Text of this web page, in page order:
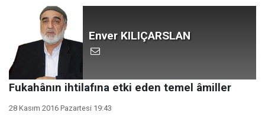
Enver KILIÇARSLAN
Fukahânın ihtilafına etki eden temel âmiller
28 Kasım 2016 Pazartesi 19:43